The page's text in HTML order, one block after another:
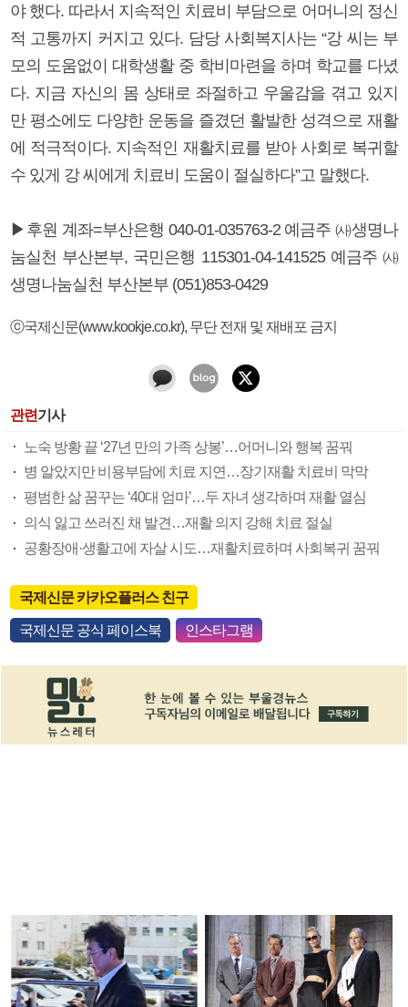
야 했다. 따라서 지속적인 치료비 부담으로 어머니의 정신
적 고통까지 커지고 있다. 담당 사회복지사는 “강 씨는 부
모의 도움없이 대학생활 중 학비마련을 하며 학교를 다녔
다. 지금 자신의 몸 상태로 좌절하고 우울감을 겪고 있지
만 평소에도 다양한 운동을 즐겼던 활발한 성격으로 재활
에 적극적이다. 지속적인 재활치료를 받아 사회로 복귀할
수 있게 강 씨에게 치료비 도움이 절실하다”고 말했다.
▶후원 계좌=부산은행 040-01-035763-2 예금주 ㈔생명나
눔실천 부산본부, 국민은행 115301-04-141525 예금주 ㈔
생명나눔실천 부산본부 (051)853-0429
ⓒ국제신문(www.kookje.co.kr), 무단 전재 및 재배포 금지
관련기사
노숙 방황 끝 ‘27년 만의 가족 상봉’…어머니와 행복 꿈꿔
병 알았지만 비용부담에 치료 지연…장기재활 치료비 막막
평범한 삶 꿈꾸는 ‘40대 엄마’…두 자녀 생각하며 재활 열심
의식 잃고 쓰러진 채 발견…재활 의지 강해 치료 절실
공황장애·생활고에 자살 시도…재활치료하며 사회복귀 꿈꿔
국제신문 카카오플러스 친구
국제신문 공식 페이스북 인스타그램